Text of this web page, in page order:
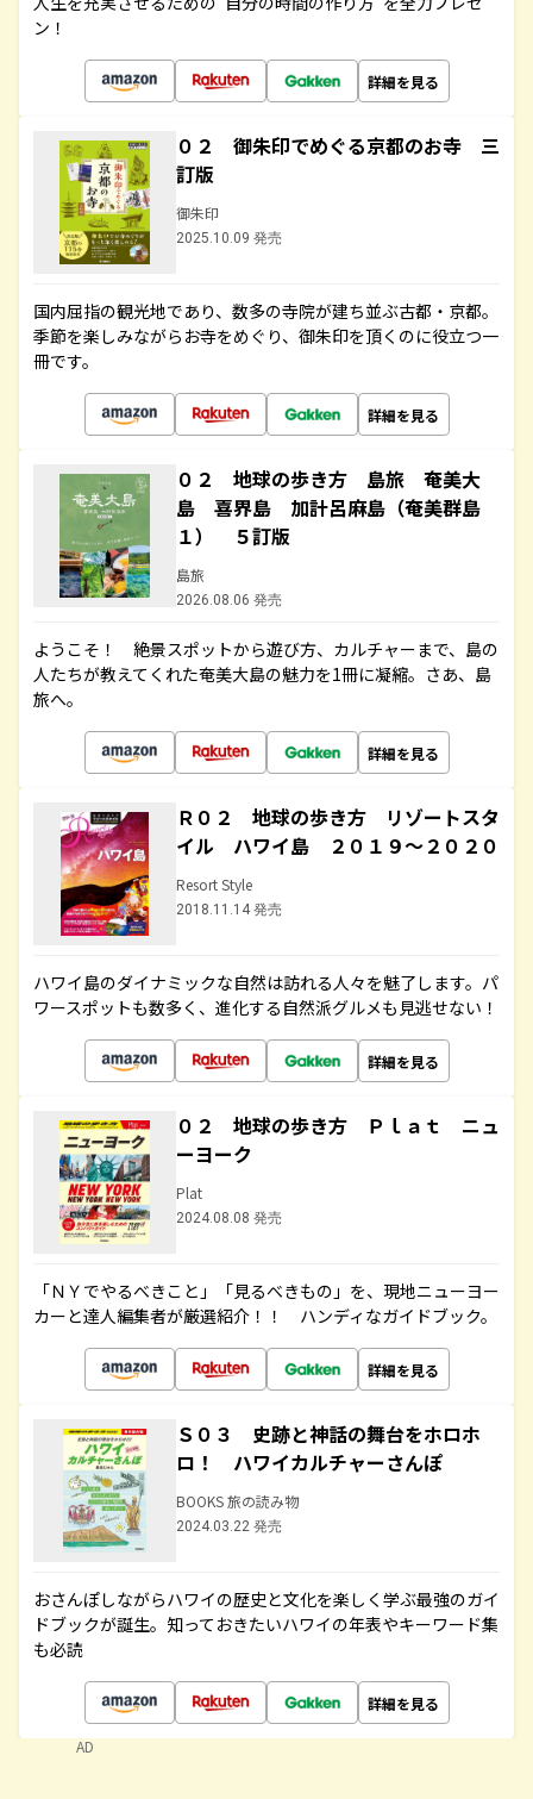
ン！
詳細を見る
０２ 御朱印でめぐる京都のお寺 三
訂版
御朱印
2025.10.09 発売
国内屈指の観光地であり、数多の寺院が建ち並ぶ古都・京都。
季節を楽しみながらお寺をめぐり、御朱印を頂くのに役立つ一
冊です。
詳細を見る
０２ 地球の歩き方 島旅 奄美大
島 喜界島 加計呂麻島（奄美群島
１） ５訂版
島旅
2026.08.06 発売
ようこそ！ 絶景スポットから遊び方、カルチャーまで、島の
人たちが教えてくれた奄美大島の魅力を1冊に凝縮。さあ、島
旅へ。
詳細を見る
Ｒ０２ 地球の歩き方 リゾートスタ
イル ハワイ島 ２０１９～２０２０
Resort Style
2018.11.14 発売
ハワイ島のダイナミックな自然は訪れる人々を魅了します。パ
ワースポットも数多く、進化する自然派グルメも見逃せない！
詳細を見る
０２ 地球の歩き方 Ｐｌａｔ ニュ
ーヨーク
Plat
2024.08.08 発売
「ＮＹでやるべきこと」「見るべきもの」を、現地ニューヨー
カーと達人編集者が厳選紹介！！ ハンディなガイドブック。
詳細を見る
Ｓ０３ 史跡と神話の舞台をホロホ
ロ！ ハワイカルチャーさんぽ
BOOKS 旅の読み物
2024.03.22 発売
おさんぽしながらハワイの歴史と文化を楽しく学ぶ最強のガイ
ドブックが誕生。知っておきたいハワイの年表やキーワード集
も必読
詳細を見る
AD